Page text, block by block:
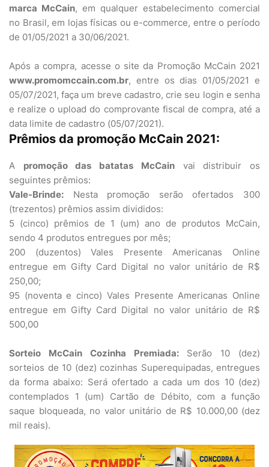
marca McCain, em qualquer estabelecimento comercial
no Brasil, em lojas físicas ou e-commerce, entre o período
de 01/05/2021 a 30/06/2021.
Após a compra, acesse o site da Promoção McCain 2021
www.promomccain.com.br, entre os dias 01/05/2021 e
05/07/2021, faça um breve cadastro, crie seu login e senha
e realize o upload do comprovante fiscal de compra, até a
data limite de cadastro (05/07/2021).
Prêmios da promoção McCain 2021:
A promoção das batatas McCainvai distribuir os
seguintes prêmios:
Vale-Brinde: Nesta promoção serão ofertados 300
(trezentos) prêmios assim divididos:
5 (cinco) prêmios de 1 (um) ano de produtos McCain,
sendo 4 produtos entregues por mês;
200 (duzentos) Vales Presente Americanas Online
entregue em Gifty Card Digital no valor unitário de R$
250,00;
95 (noventa e cinco) Vales Presente Americanas Online
entregue em Gifty Card Digital no valor unitário de R$
500,00
Sorteio McCain Cozinha Premiada:Serão 10 (dez)
sorteios de 10 (dez) cozinhas Superequipadas, entregues
da forma abaixo: Será ofertado a cada um dos 10 (dez)
contemplados 1 (um) Cartão de Débito, com a função
saque bloqueada, no valor unitário de R$ 10.000,00 (dez
mil reais).